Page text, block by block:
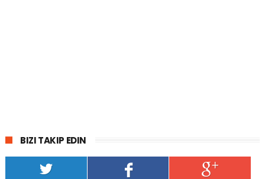
BIZI TAKIP EDIN